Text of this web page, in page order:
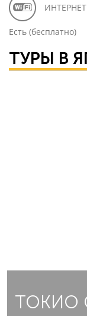
ИНТЕРНЕТ
Есть (бесплатно)
ТУРЫ В
ТОКИО